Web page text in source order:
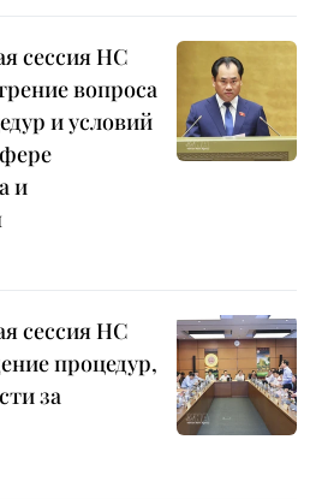
сессия НС
вопроса
и условий
и
сессия НС
процедур,
за